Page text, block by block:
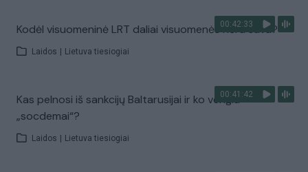
00:42:33
Kodėl visuomeninė LRT daliai visuomenės nėra sava?
Laidos Lietuva tiesiogiai
00:41:42
Kas pelnosi iš sankcijų Baltarusijai ir ko vengia
„socdemai“?
Laidos Lietuva tiesiogiai